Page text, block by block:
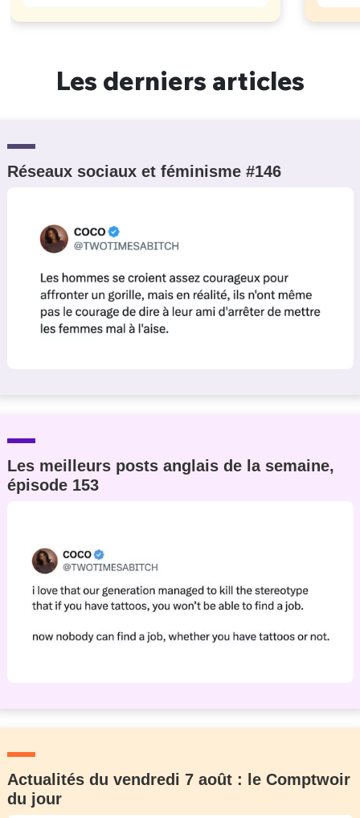
Les derniers articles
Réseaux sociaux et féminisme #146
Les meilleurs posts anglais de la semaine,
épisode 153
Actualités du vendredi 7 août : le Comptwoir
du jour